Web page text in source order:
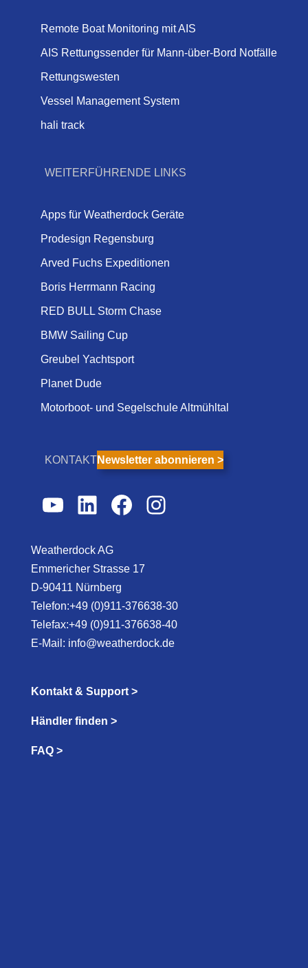
Remote Boat Monitoring mit AIS
AIS Rettungssender für Mann-über-Bord Notfälle
Rettungswesten
Vessel Management System
hali track
WEITERFÜHRENDE LINKS
Apps für Weatherdock Geräte
Prodesign Regensburg
Arved Fuchs Expeditionen
Boris Herrmann Racing
RED BULL Storm Chase
BMW Sailing Cup
Greubel Yachtsport
Planet Dude
Motorboot- und Segelschule Altmühltal
KONTAKTNewsletter abonnieren >
YouTube
LinkedIn
Facebook
Instagram
Weatherdock AG
Emmericher Strasse 17
D-90411 Nürnberg
Telefon:+49 (0)911-376638-30
Telefax:+49 (0)911-376638-40
E-Mail: info@weatherdock.de
Kontakt & Support >
Händler finden >
FAQ >